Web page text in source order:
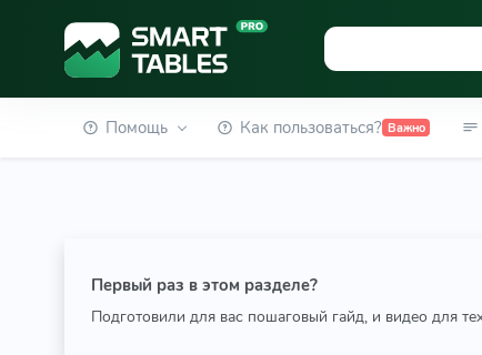
Помощь Как пользоваться? Важно
Первый раз в этом разделе?
Подготовили для вас пошаговый гайд, и видео для